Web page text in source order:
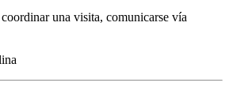
una visita, comunicarse vía